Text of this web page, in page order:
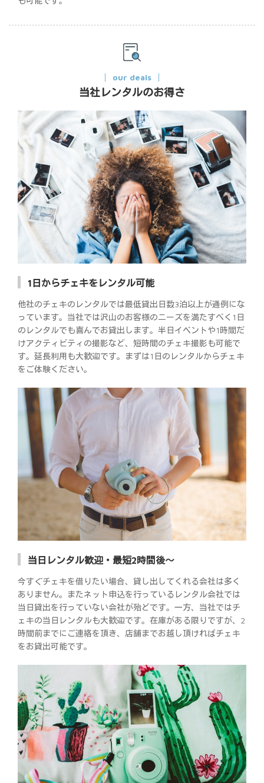
our deals
当社レンタルのお得さ
1日からチェキをレンタル可能
他社のチェキのレンタルでは最低貸出日数3泊以上が通例にな
っています。当社では沢山のお客様のニーズを満たすべく1日
のレンタルでも喜んでお貸出します。半日イベントや1時間だ
けアクティビティの撮影など、短時間のチェキ撮影も可能で
す。延長利用も大歓迎です。まずは1日のレンタルからチェキ
をご体験ください。
当日レンタル歓迎・最短2時間後～
今すぐチェキを借りたい場合、貸し出してくれる会社は多く
ありません。またネット申込を行っているレンタル会社では
当日貸出を行っていない会社が殆どです。一方、当社ではチ
ェキの当日レンタルも大歓迎です。在庫がある限りですが、2
時間前までにご連絡を頂き、店舗までお越し頂ければチェキ
をお貸出可能です。